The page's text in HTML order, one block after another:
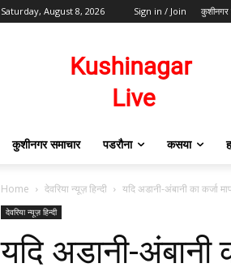
Saturday, August 8, 2026 Sign in / Join कुशीनगर
कुशीनगर समाचार पडरौना कसया
Home देवरिया न्यूज़ हिन्दी यदि अडानी-अंबानी का कर्जा
देवरिया न्यूज़ हिन्दी
यदि अडानी-अंबानी